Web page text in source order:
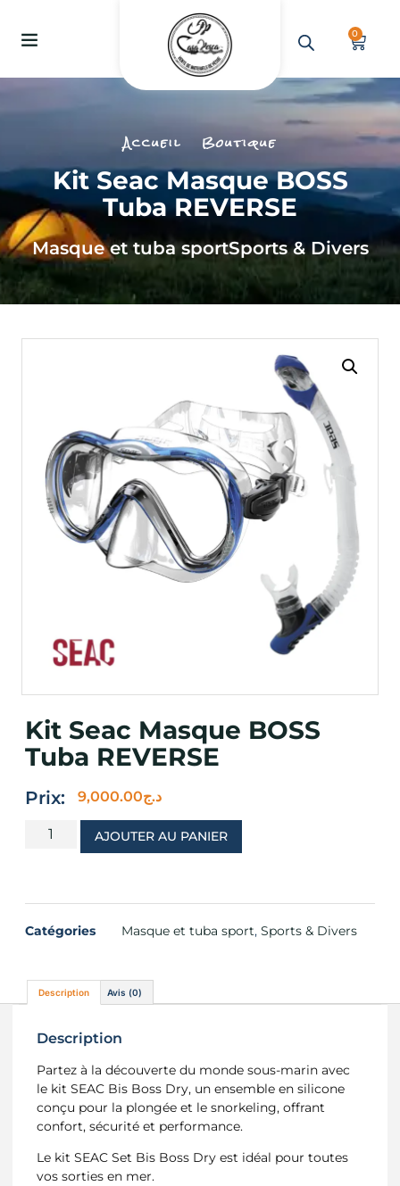
0
Accueil Boutique
Kit Seac Masque BOSS
Tuba REVERSE
Masque et tuba sportSports & Divers
Kit Seac Masque BOSS
Tuba REVERSE
Prix: د.ج9,000.00
AJOUTER AU PANIER
Catégories Masque et tuba sport, Sports & Divers
Description Avis (0)
Description
Partez à la découverte du monde sous-marin avec
le kit SEAC Bis Boss Dry, un ensemble en silicone
conçu pour la plongée et le snorkeling, offrant
confort, sécurité et performance.
Le kit SEAC Set Bis Boss Dry est idéal pour toutes
vos sorties en mer.